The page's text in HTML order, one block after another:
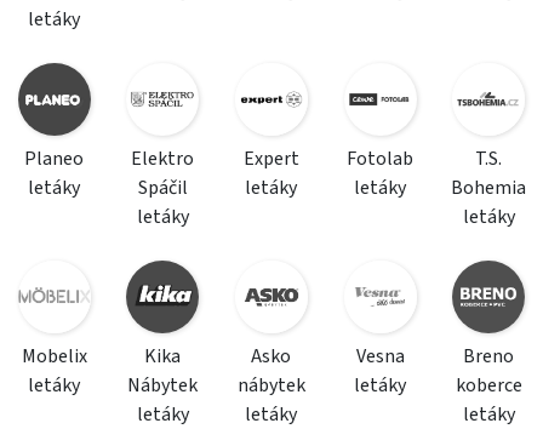
letáky
Planeo
letáky
Elektro
Spáčil
letáky
Expert
letáky
Fotolab
letáky
T.S.
Bohemia
letáky
Mobelix
letáky
Kika
Nábytek
letáky
Asko
nábytek
letáky
Vesna
letáky
Breno
koberce
letáky